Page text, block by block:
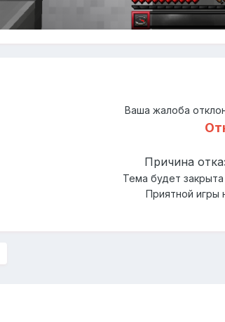
Ваша жалоба
Причина
Тема будет
Приятной игры